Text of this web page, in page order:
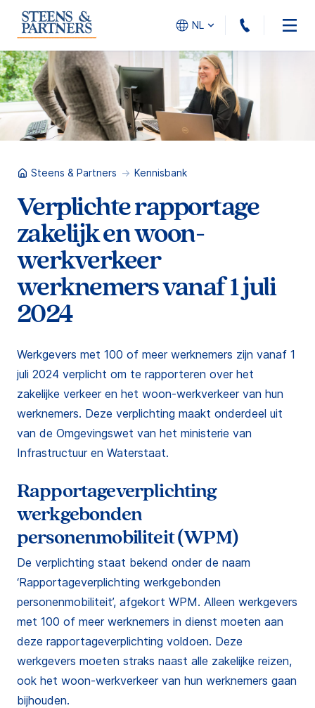
NL 010 -
Steens & Partners Kennisbank
Verplichte rapportage
zakelijk en woon-
werkverkeer
werknemers vanaf 1 juli
2024
Werkgevers met 100 of meer werknemers zijn vanaf 1
juli 2024 verplicht om te rapporteren over het
zakelijke verkeer en het woon-werkverkeer van hun
werknemers. Deze verplichting maakt onderdeel uit
van de Omgevingswet van het ministerie van
Infrastructuur en Waterstaat.
Rapportageverplichting
werkgebonden
personenmobiliteit (WPM)
De verplichting staat bekend onder de naam
‘Rapportageverplichting werkgebonden
personenmobiliteit’, afgekort WPM. Alleen werkgevers
met 100 of meer werknemers in dienst moeten aan
deze rapportageverplichting voldoen. Deze
werkgevers moeten straks naast alle zakelijke reizen,
ook het woon-werkverkeer van hun werknemers gaan
bijhouden.